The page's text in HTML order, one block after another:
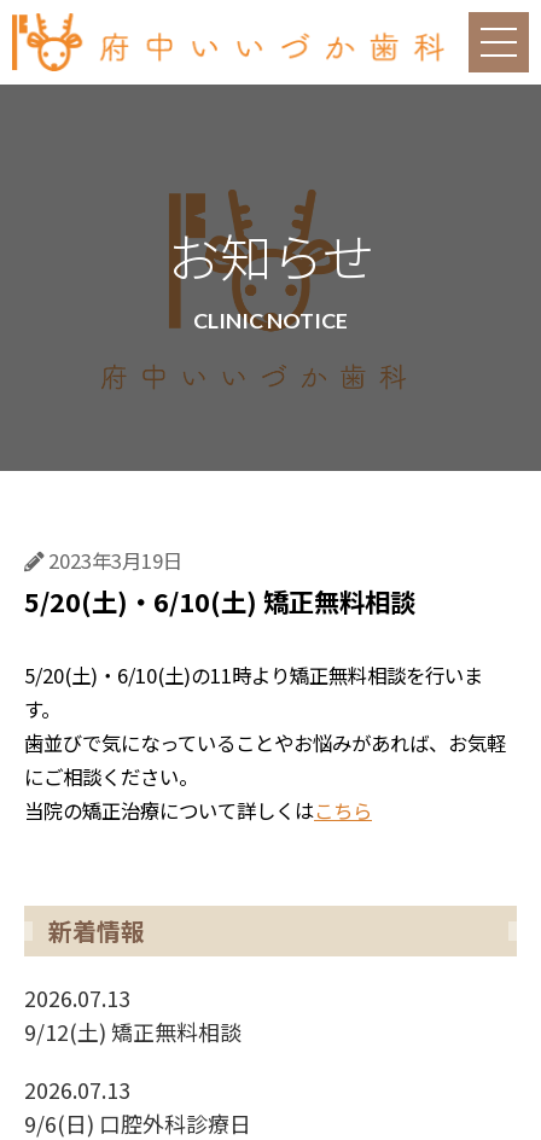
お知らせ
CLINIC NOTICE
2023年3月19日
5/20(土)・6/10(土) 矯正無料相談
5/20(土)・6/10(土)の11時より矯正無料相談を行いま
す。
歯並びで気になっていることやお悩みがあれば、お気軽
にご相談ください。
当院の矯正治療について詳しくはこちら
新着情報
2026.07.13
9/12(土) 矯正無料相談
2026.07.13
9/6(日) 口腔外科診療日